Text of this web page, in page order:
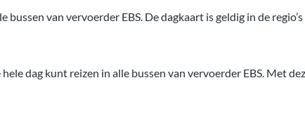
bussen van vervoerder EBS. De dagkaart is geldig in de
dag kunt reizen in alle bussen van vervoerder EBS. Met